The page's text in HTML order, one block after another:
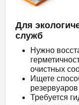
Для
служб
Нужно
очистных
Ищете
Требуется